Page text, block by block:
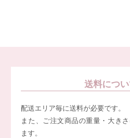
送料につ
配送エリア毎に送料が必要です。
また、ご注文商品の重量・大き
ます。